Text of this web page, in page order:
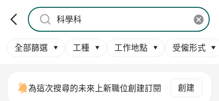
全部篩選 工種 工作地點 受僱形式
為這次搜尋的未來上新職位創建訂閱 創建